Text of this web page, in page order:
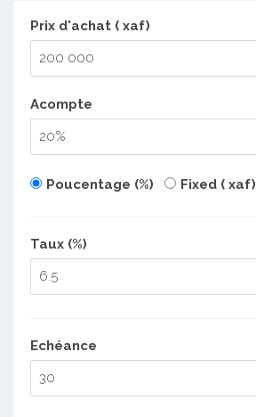
Prix d'achat ( xaf)
Acompte
Poucentage (%) Fixed ( xaf)
Taux (%)
Echéance